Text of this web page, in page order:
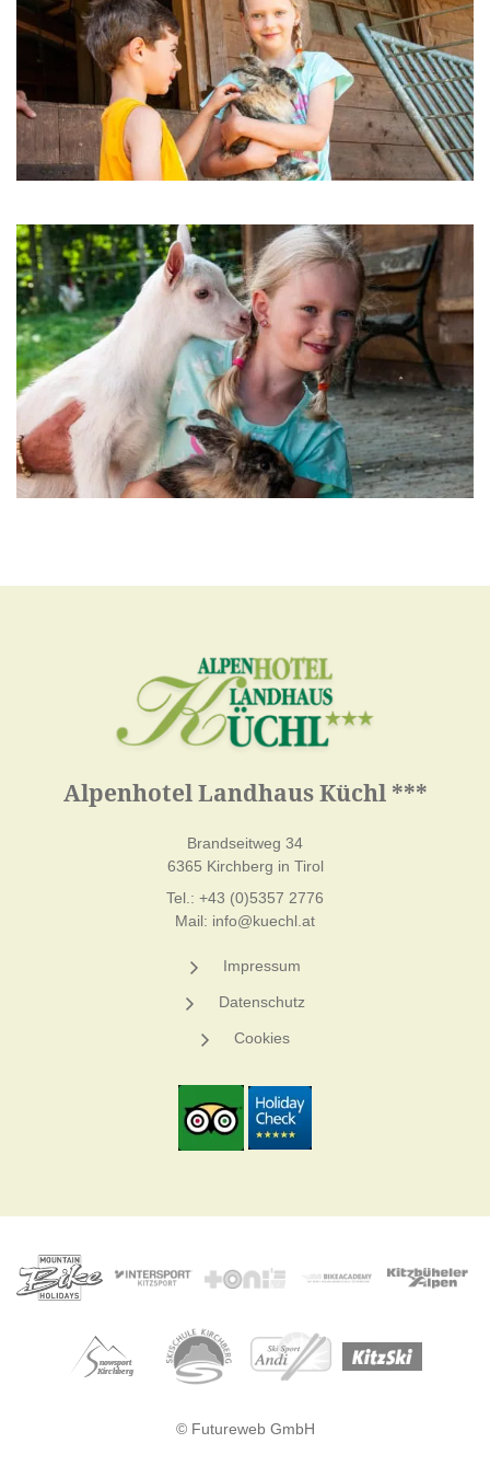
Alpenhotel Landhaus Küchl ***
Brandseitweg 34
6365 Kirchberg in Tirol
Tel.: +43 (0)5357 2776
Mail: info@kuechl.at
Impressum
Datenschutz
Cookies
© Futureweb GmbH